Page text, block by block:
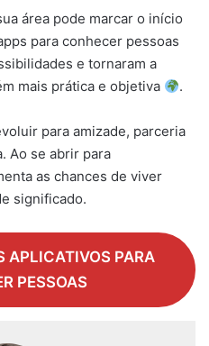
área pode marcar o início
para conhecer pessoas
e tornaram a
mais prática e objetiva
.
para amizade, parceria
Ao se abrir para
as chances de viver
significado.
APLICATIVOS PARA
PESSOAS